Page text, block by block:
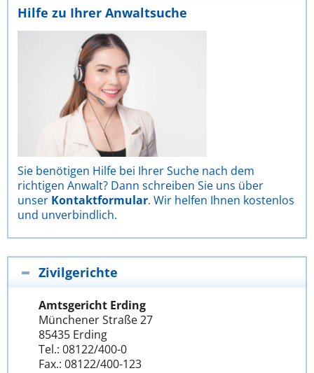
Hilfe zu Ihrer Anwaltsuche
Sie benötigen Hilfe bei Ihrer Suche nach dem
richtigen Anwalt? Dann schreiben Sie uns über
unser Kontaktformular. Wir helfen Ihnen kostenlos
und unverbindlich.
Zivilgerichte
Amtsgericht Erding
Münchener Straße 27
85435 Erding
Tel.: 08122/400-0
Fax.: 08122/400-123